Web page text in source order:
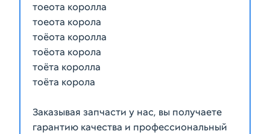
тоеота королла
тоеота корола
тоёота королла
тоёота корола
тоёта королла
тоёта корола
Заказывая запчасти у нас, вы получаете
гарантию качества и профессиональный